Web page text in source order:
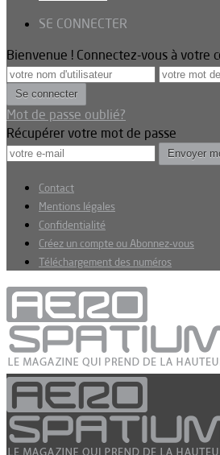
SE CONNECTER
Bienvenue ! Connectez-vous à votre
Mot de passe oublié?
Récupérer votre mot de passe
Contact
Mentions légales
Confidentialité
Créez un compte ou Abonnez-vous
Téléchargement des numéros